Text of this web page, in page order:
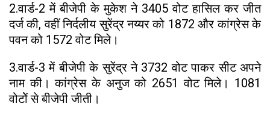
2.वार्ड-2 में बीजेपी के मुकेश ने 3405 वोट हासिल कर जीत
दर्ज की, वहीं निर्दलीय सुरेंद्र नय्यर को 1872 और कांग्रेस के
पवन को 1572 वोट मिले।
3.वार्ड-3 में बीजेपी के सुरेंद्र ने 3732 वोट पाकर सीट अपने
नाम की। कांग्रेस के अनुज को 2651 वोट मिले। 1081
वोटोें से बीजेपी जीती।